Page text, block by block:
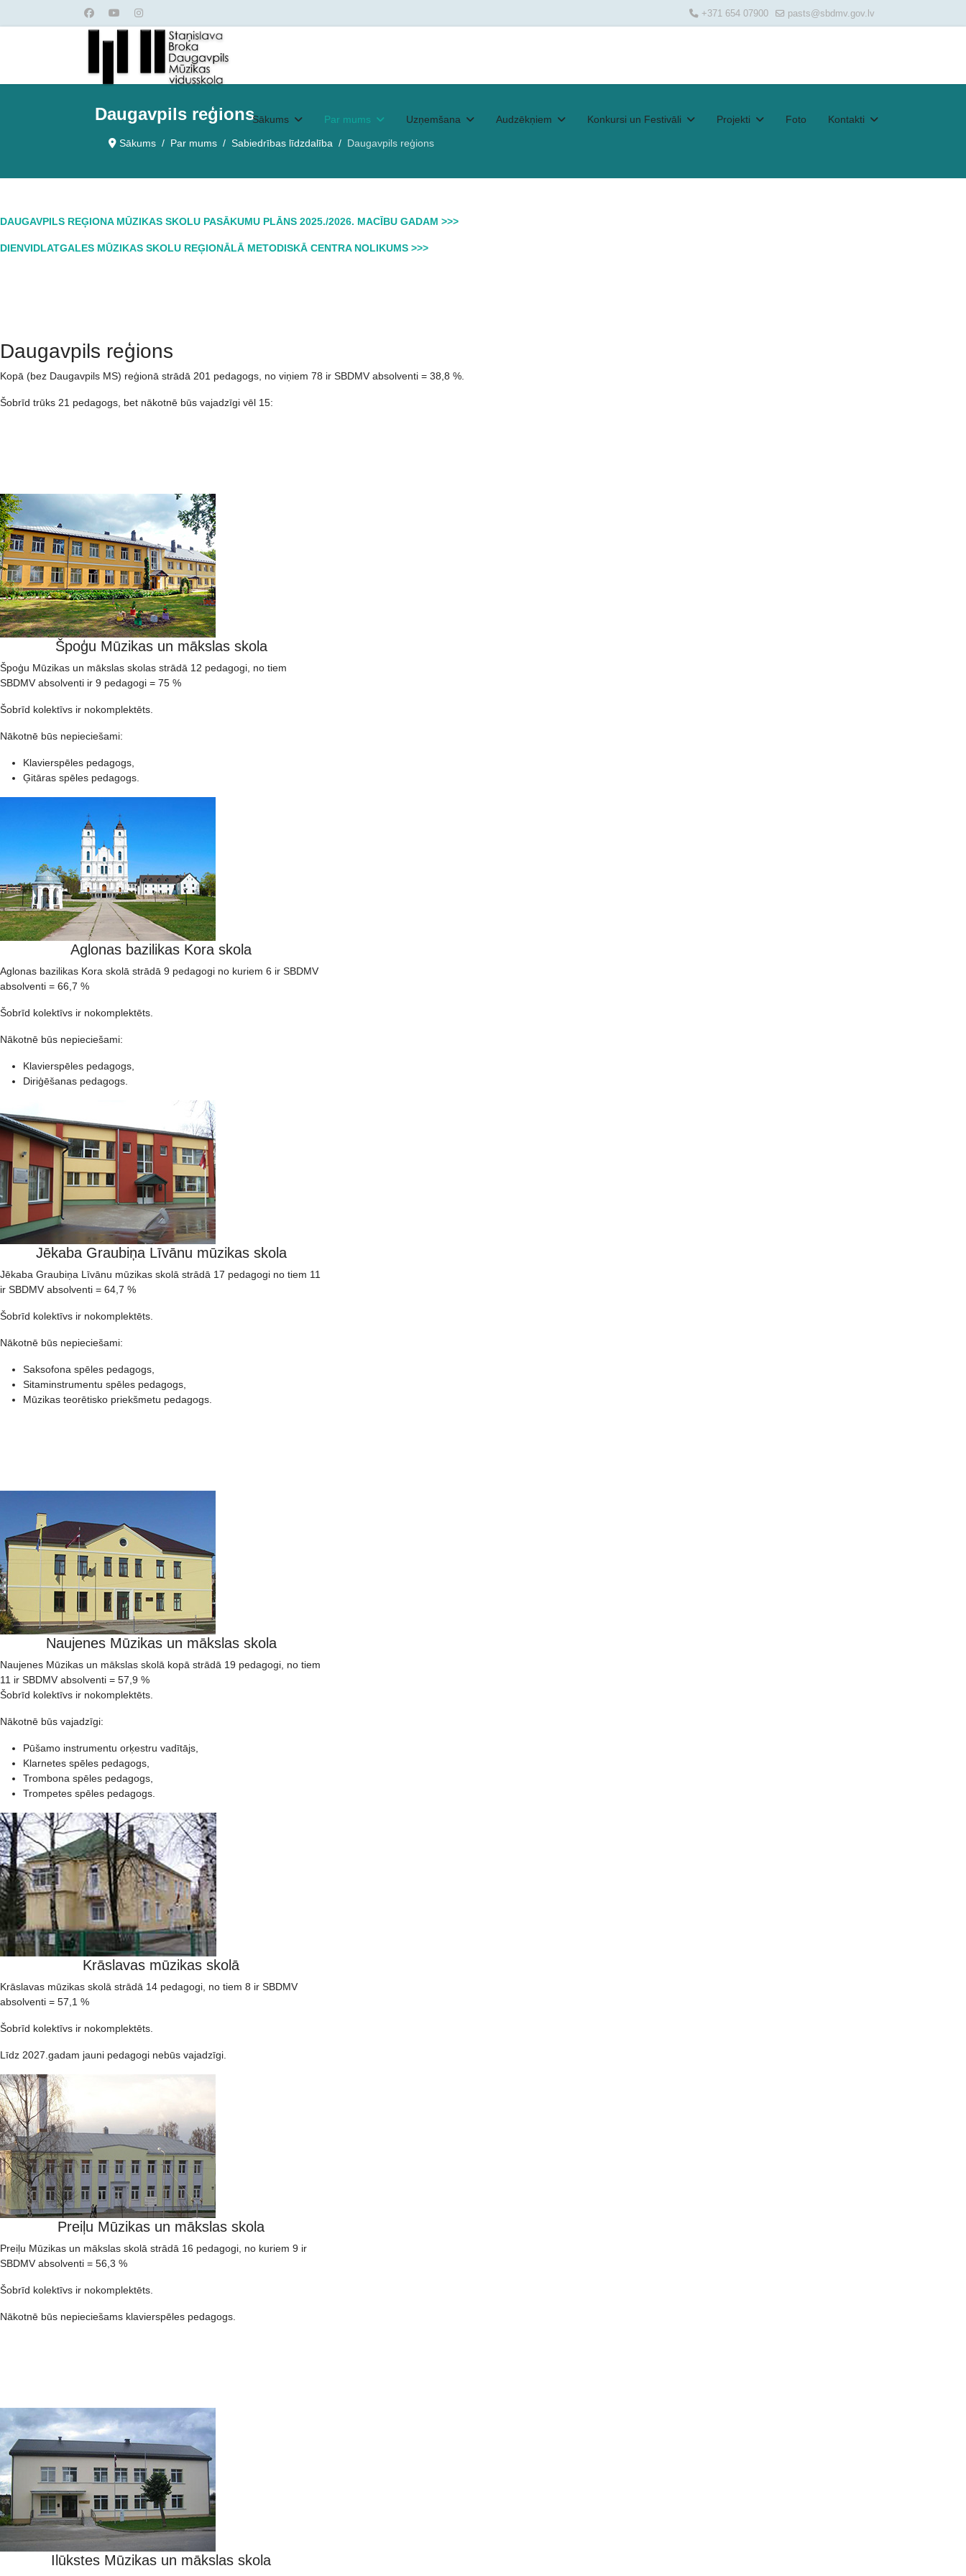
+371 654 07900 pasts@sbdmv.gov.lv
Sākums Par mums Uzņemšana Audzēkņiem Konkursi un Festivāli Projekti Foto Kontakti
Daugavpils reģions
Sākums Par mums Sabiedrības līdzdalība Daugavpils reģions
DAUGAVPILS REĢIONA MŪZIKAS SKOLU PASĀKUMU PLĀNS 2025./2026. MACĪBU GADAM >>>
DIENVIDLATGALES MŪZIKAS SKOLU REĢIONĀLĀ METODISKĀ CENTRA NOLIKUMS >>>
Daugavpils reģions
Kopā (bez Daugavpils MS) reģionā strādā 201 pedagogs, no viņiem 78 ir SBDMV absolventi = 38,8 %.
Šobrīd trūks 21 pedagogs, bet nākotnē būs vajadzīgi vēl 15:
Špoģu Mūzikas un mākslas skola
Špoģu Mūzikas un mākslas skolas strādā 12 pedagogi, no tiem
SBDMV absolventi ir 9 pedagogi = 75 %
Šobrīd kolektīvs ir nokomplektēts.
Nākotnē būs nepieciešami:
Klavierspēles pedagogs,
Ģitāras spēles pedagogs.
Aglonas bazilikas Kora skola
Aglonas bazilikas Kora skolā strādā 9 pedagogi no kuriem 6 ir SBDMV
absolventi = 66,7 %
Šobrīd kolektīvs ir nokomplektēts.
Nākotnē būs nepieciešami:
Klavierspēles pedagogs,
Diriģēšanas pedagogs.
Jēkaba Graubiņa Līvānu mūzikas skola
Jēkaba Graubiņa Līvānu mūzikas skolā strādā 17 pedagogi no tiem 11
ir SBDMV absolventi = 64,7 %
Šobrīd kolektīvs ir nokomplektēts.
Nākotnē būs nepieciešami:
Saksofona spēles pedagogs,
Sitaminstrumentu spēles pedagogs,
Mūzikas teorētisko priekšmetu pedagogs.
Naujenes Mūzikas un mākslas skola
Naujenes Mūzikas un mākslas skolā kopā strādā 19 pedagogi, no tiem
11 ir SBDMV absolventi = 57,9 %
Šobrīd kolektīvs ir nokomplektēts.
Nākotnē būs vajadzīgi:
Pūšamo instrumentu orķestru vadītājs,
Klarnetes spēles pedagogs,
Trombona spēles pedagogs,
Trompetes spēles pedagogs.
Krāslavas mūzikas skolā
Krāslavas mūzikas skolā strādā 14 pedagogi, no tiem 8 ir SBDMV
absolventi = 57,1 %
Šobrīd kolektīvs ir nokomplektēts.
Līdz 2027.gadam jauni pedagogi nebūs vajadzīgi.
Preiļu Mūzikas un mākslas skola
Preiļu Mūzikas un mākslas skolā strādā 16 pedagogi, no kuriem 9 ir
SBDMV absolventi = 56,3 %
Šobrīd kolektīvs ir nokomplektēts.
Nākotnē būs nepieciešams klavierspēles pedagogs.
Ilūkstes Mūzikas un mākslas skola